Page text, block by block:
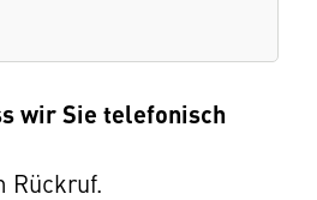
wir Sie telefonisch
Rückruf.